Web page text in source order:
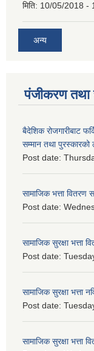
मिति: 10/05/2018 -
अन्य
पंजीकरण तथा
बैदेशिक रोजगारीबाट
सम्मान तथा
Post date:
सामाजिक भत्ता वितरण
Post date:
सामाजिक सुरक्षा भत्ता
Post date:
सामाजिक सुरक्षा भत्ता
Post date:
सामाजिक सुरक्षा भत्ता